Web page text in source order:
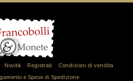
Novità Registrati
Condizioni di vendita
e Spese di Spedizione